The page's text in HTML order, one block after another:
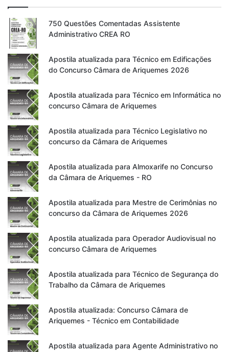
750 Questões Comentadas Assistente
Administrativo CREA RO
Apostila atualizada para Técnico em Edificações
do Concurso Câmara de Ariquemes 2026
Apostila atualizada para Técnico em Informática no
concurso Câmara de Ariquemes
Apostila atualizada para Técnico Legislativo no
concurso da Câmara de Ariquemes
Apostila atualizada para Almoxarife no Concurso
da Câmara de Ariquemes - RO
Apostila atualizada para Mestre de Cerimônias no
concurso da Câmara de Ariquemes 2026
Apostila atualizada para Operador Audiovisual no
concurso Câmara de Ariquemes
Apostila atualizada para Técnico de Segurança do
Trabalho da Câmara de Ariquemes
Apostila atualizada: Concurso Câmara de
Ariquemes - Técnico em Contabilidade
Apostila atualizada para Agente Administrativo no